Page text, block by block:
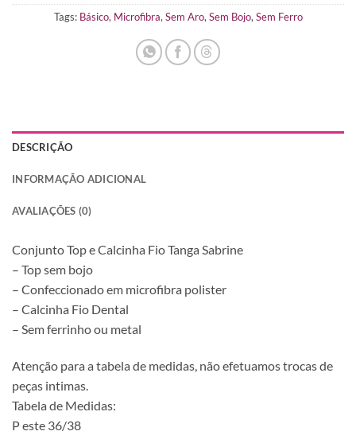
Tags: Básico, Microfibra, Sem Aro, Sem Bojo, Sem Ferro
DESCRIÇÃO
INFORMAÇÃO ADICIONAL
AVALIAÇÕES (0)
Conjunto Top e Calcinha Fio Tanga Sabrine
– Top sem bojo
– Confeccionado em microfibra polister
– Calcinha Fio Dental
– Sem ferrinho ou metal
Atenção para a tabela de medidas, não efetuamos trocas de
peças intimas.
Tabela de Medidas:
P este 36/38